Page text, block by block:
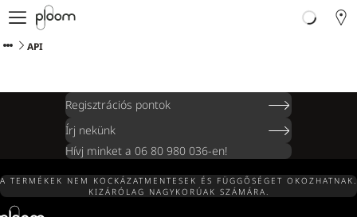
Mi az a Ploom?
Termékkatalógus
API
Regisztrációs pontok
Írj nekünk
Hívj minket a 06 80 980 036-en!
A TERMÉKEK NEM KOCKÁZATMENTESEK ÉS FÜGGŐSÉGET OKOZHATNAK.
KIZÁRÓLAG NAGYKORÚAK SZÁMÁRA.